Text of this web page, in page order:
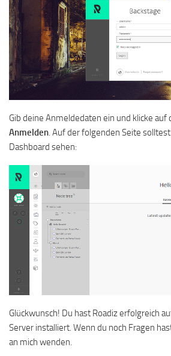
Gib deine Anmeldedaten ein und klicke auf
Anmelden. Auf der folgenden Seite
Dashboard sehen:
Glückwunsch! Du hast Roadiz erfolgreich
Server installiert. Wenn du noch Fragen
an mich wenden.